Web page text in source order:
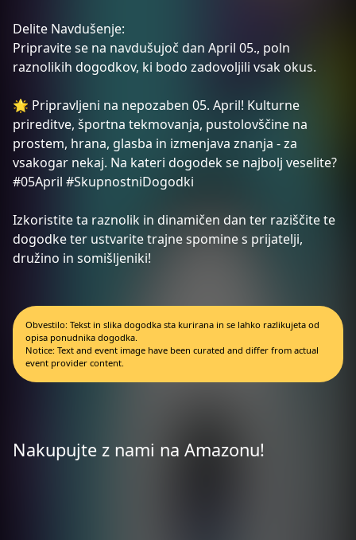
Delite Navdušenje:
Pripravite se na navdušujoč dan April 05., poln
raznolikih dogodkov, ki bodo zadovoljili vsak okus.
🌟 Pripravljeni na nepozaben 05. April! Kulturne
prireditve, športna tekmovanja, pustolovščine na
prostem, hrana, glasba in izmenjava znanja - za
vsakogar nekaj. Na kateri dogodek se najbolj veselite?
#05April #SkupnostniDogodki
Izkoristite ta raznolik in dinamičen dan ter raziščite te
dogodke ter ustvarite trajne spomine s prijatelji,
družino in somišljeniki!
Obvestilo: Tekst in slika dogodka sta kurirana in se lahko razlikujeta od
opisa ponudnika dogodka.
Notice: Text and event image have been curated and differ from actual
event provider content.
Nakupujte z nami na Amazonu!